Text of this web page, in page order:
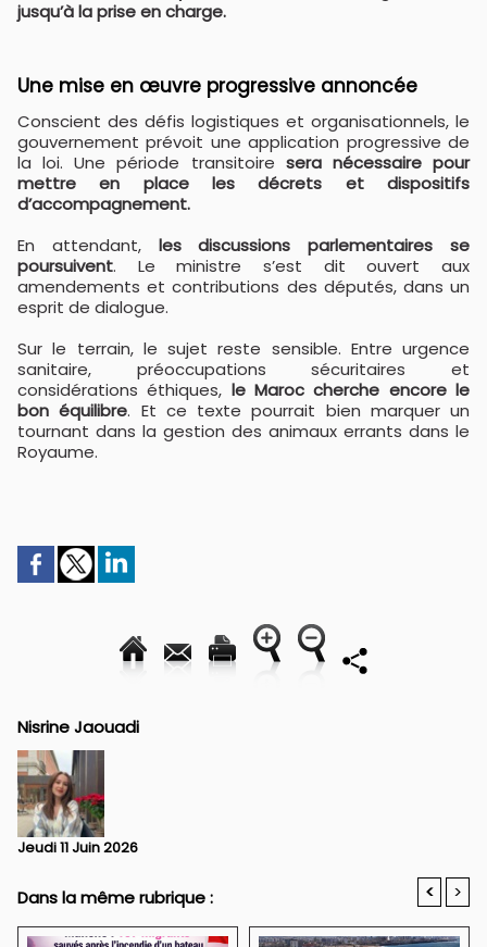
jusqu’à la prise en charge.
Une mise en œuvre progressive annoncée
Conscient des défis logistiques et organisationnels, le
gouvernement prévoit une application progressive de
la loi. Une période transitoire sera nécessaire pour
mettre en place les décrets et dispositifs
d’accompagnement.
En attendant, les discussions parlementaires se
poursuivent. Le ministre s’est dit ouvert aux
amendements et contributions des députés, dans un
esprit de dialogue.
Sur le terrain, le sujet reste sensible. Entre urgence
sanitaire, préoccupations sécuritaires et
considérations éthiques, le Maroc cherche encore le
bon équilibre. Et ce texte pourrait bien marquer un
tournant dans la gestion des animaux errants dans le
Royaume.
Nisrine Jaouadi
Jeudi 11 Juin 2026
Dans la même rubrique : < >